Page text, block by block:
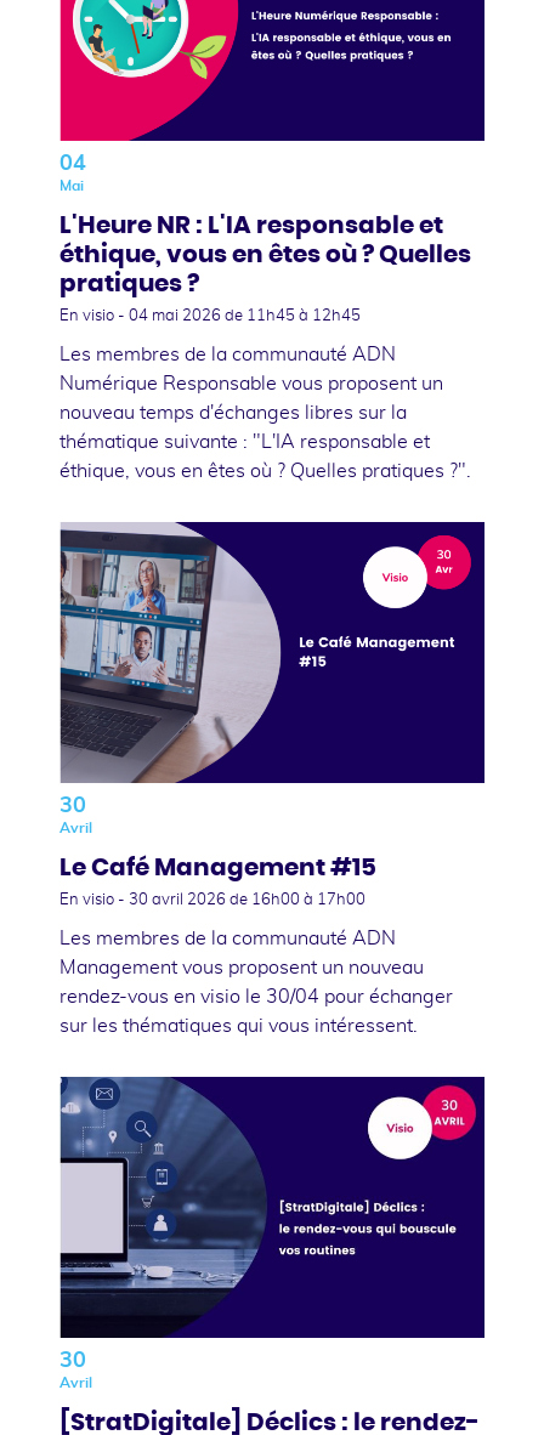
04
Mai
L'Heure NR : L'IA responsable et
éthique, vous en êtes où ? Quelles
pratiques ?
En visio - 04 mai 2026 de 11h45 à 12h45
Les membres de la communauté ADN
Numérique Responsable vous proposent un
nouveau temps d'échanges libres sur la
thématique suivante : "L'IA responsable et
éthique, vous en êtes où ? Quelles pratiques ?".
30
Avril
Le Café Management #15
En visio - 30 avril 2026 de 16h00 à 17h00
Les membres de la communauté ADN
Management vous proposent un nouveau
rendez-vous en visio le 30/04 pour échanger
sur les thématiques qui vous intéressent.
30
Avril
[StratDigitale] Déclics : le rendez-